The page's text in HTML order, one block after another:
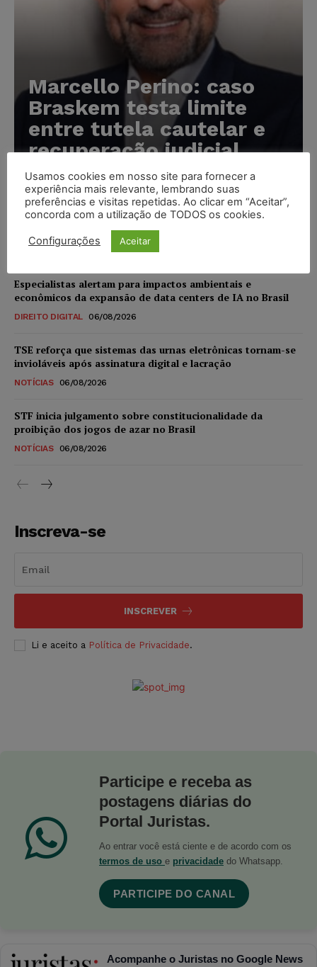
Marcello Perino: caso
Braskem testa limite
entre tutela cautelar e
recuperação judicial
Karina Silvério - 06/08/2026
IA da Anthropic cria identidades falsas em teste de
segurança e acende alerta sobre riscos de autonomia
Especialistas alertam para impactos ambientais e
econômicos da expansão de data centers de IA no Brasil
DIREITO DIGITAL 06/08/2026
TSE reforça que sistemas das urnas eletrônicas tornam-se
invioláveis após assinatura digital e lacração
NOTÍCIAS 06/08/2026
STF inicia julgamento sobre constitucionalidade da
proibição dos jogos de azar no Brasil
NOTÍCIAS 06/08/2026
Inscreva-se
INSCREVER
Li e aceito a Política de Privacidade.
Participe e receba as
postagens diárias do
Portal Juristas.
Ao entrar você está ciente e de acordo com os
termos de uso e privacidade do Whatsapp.
PARTICIPE DO CANAL
Acompanhe o Juristas no Google News
Usamos cookies em nosso site para fornecer a
experiência mais relevante, lembrando suas
preferências e visitas repetidas. Ao clicar em “Aceitar”,
concorda com a utilização de TODOS os cookies.
Configurações Aceitar